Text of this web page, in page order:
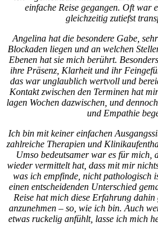
einfache Reise gegangen. Oft war
gleichzeitig zutiefst
Angelina hat die besondere Gabe,
Blockaden liegen und an welchen
Ebenen hat sie mich berührt.
ihre Präsenz, Klarheit und ihr
das war unglaublich wertvoll und
Kontakt zwischen den Terminen hat
lagen Wochen dazwischen, und
und Empathie
Ich bin mit keiner einfachen
zahlreiche Therapien und
Umso bedeutsamer war es für mich,
wieder vermittelt hat, dass mit mir
was ich empfinde, nicht pathologisch
einen entscheidenden Unterschied
Reise hat mich diese Erfahrung
anzunehmen – so, wie ich bin. Auch
etwas ruckelig anfühlt, lasse ich mich